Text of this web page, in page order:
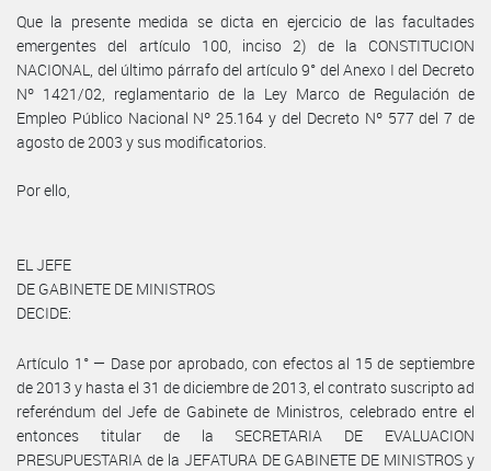
Que la presente medida se dicta en ejercicio de las facultades
emergentes del artículo 100, inciso 2) de la CONSTITUCION
NACIONAL, del último párrafo del artículo 9° del Anexo I del Decreto
Nº 1421/02, reglamentario de la Ley Marco de Regulación de
Empleo Público Nacional Nº 25.164 y del Decreto Nº 577 del 7 de
agosto de 2003 y sus modificatorios.
Por ello,
EL JEFE
DE GABINETE DE MINISTROS
DECIDE:
Artículo 1° — Dase por aprobado, con efectos al 15 de septiembre
de 2013 y hasta el 31 de diciembre de 2013, el contrato suscripto ad
referéndum del Jefe de Gabinete de Ministros, celebrado entre el
entonces titular de la SECRETARIA DE EVALUACION
PRESUPUESTARIA de la JEFATURA DE GABINETE DE MINISTROS y